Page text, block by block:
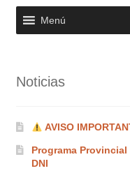
Menú
Noticias
AVISO
Programa
DNI